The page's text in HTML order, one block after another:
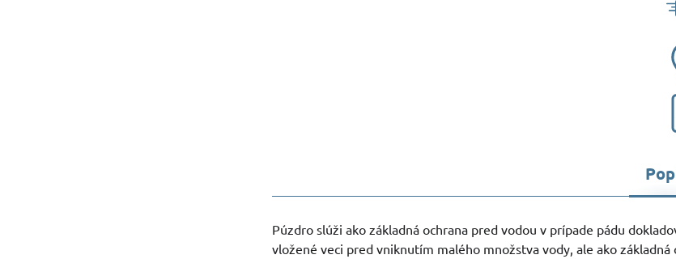
Púzdro slúži ako základná ochrana pred vodou v prípade pádu
vložené veci pred vniknutím malého množstva vody, ale ako